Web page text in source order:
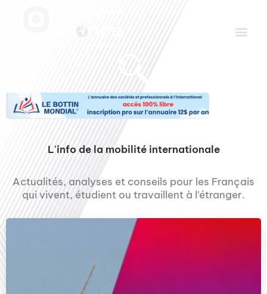
L'info de la mobilité internationale
Actualités, analyses et conseils pour les Français
qui vivent, étudient ou travaillent à l’étranger.